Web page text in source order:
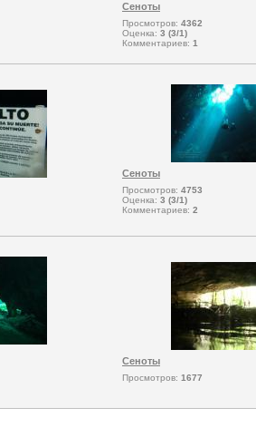
Сеноты
Просмотров: 4362
Оценка: 3 (3/1)
Комментариев: 1
Сеноты
Просмотров: 4753
Оценка: 3 (3/1)
Комментариев: 2
Сеноты
Просмотров: 1677